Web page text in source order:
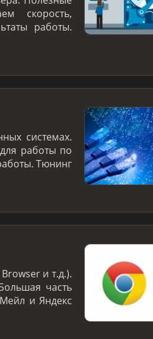
скорость,
работы.
системах.
работы по
Тюнинг
и т.д.).
часть
и Яндекс